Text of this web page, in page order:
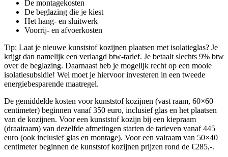
De montagekosten
De beglazing die je kiest
Het hang- en sluitwerk
Voorrij- en afvoerkosten
Tip: Laat je nieuwe kunststof kozijnen plaatsen met isolatieglas? Je
krijgt dan namelijk een verlaagd btw-tarief. Je betaalt slechts 9% btw
over de beglazing. Daarnaast heb je mogelijk recht op een mooie
isolatiesubsidie! Wel moet je hiervoor investeren in een tweede
energiebesparende maatregel.
De gemiddelde kosten voor kunststof kozijnen (vast raam, 60×60
centimeter) beginnen vanaf 350 euro, inclusief glas en het plaatsen
van de kozijnen. Voor een kunststof kozijn bij een kiepraam
(draairaam) van dezelfde afmetingen starten de tarieven vanaf 445
euro (ook inclusief glas en montage). Voor een valraam van 50×40
centimeter beginnen de kunststof kozijnen prijzen rond de €285,-.